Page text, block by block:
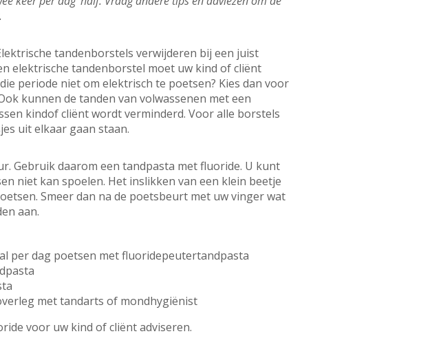
tandenborstels verwijderen bij een juist
elektrische tandenborstel moet uw kind of cliënt
periode niet om elektrisch te poetsen? Kies dan voor
kunnen de tanden van volwassenen met een
kindof cliënt wordt verminderd. Voor alle borstels
uit elkaar gaan staan.
Gebruik daarom een tandpasta met fluoride. U kunt
niet kan spoelen. Het inslikken van een klein beetje
Smeer dan na de poetsbeurt met uw vinger wat
aan.
per dag poetsen met fluoridepeutertandpasta
met tandarts of mondhygiënist
voor uw kind of cliënt adviseren.